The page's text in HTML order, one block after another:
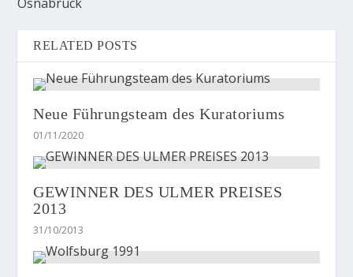
RELATED POSTS
Neue Führungsteam des Kuratoriums
01/11/2020
GEWINNER DES ULMER PREISES
2013
31/10/2013